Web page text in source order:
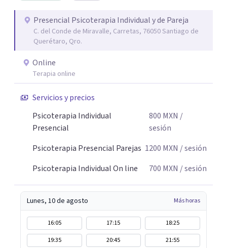
Presencial Psicoterapia Individual y de Pareja
C. del Conde de Miravalle, Carretas, 76050 Santiago de
Querétaro, Qro.
Online
Terapia online
Servicios y precios
Psicoterapia Individual
Presencial
800 MXN /
sesión
Psicoterapia Presencial Parejas 1200 MXN / sesión
Psicoterapia Individual On line
700 MXN / sesión
Lunes, 10 de agosto Más horas
16:05 17:15
18:25
19:35
20:45 21:55